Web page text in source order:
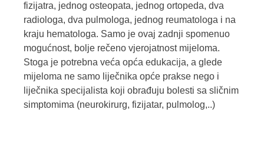
fizijatra, jednog osteopata, jednog ortopeda, dva
radiologa, dva pulmologa, jednog reumatologa i na
kraju hematologa. Samo je ovaj zadnji spomenuo
mogućnost, bolje rečeno vjerojatnost mijeloma.
Stoga je potrebna veća opća edukacija, a glede
mijeloma ne samo liječnika opće prakse nego i
liječnika specijalista koji obrađuju bolesti sa sličnim
simptomima (neurokirurg, fizijatar, pulmolog,..)